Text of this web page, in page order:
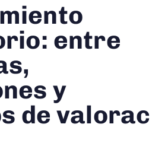
entre
y
de valorac